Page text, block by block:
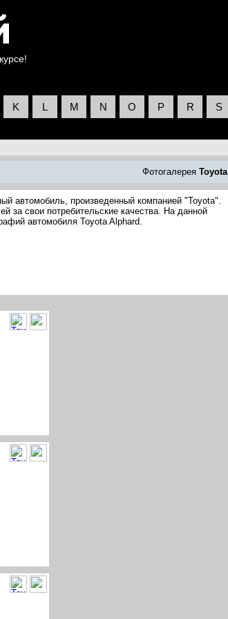
K L M N O P R S
Фотогалерея Toyota
автомобиль, произведенный компанией "Toyota".
за свои потребительские качества. На данной
автомобиля Toyota Alphard.